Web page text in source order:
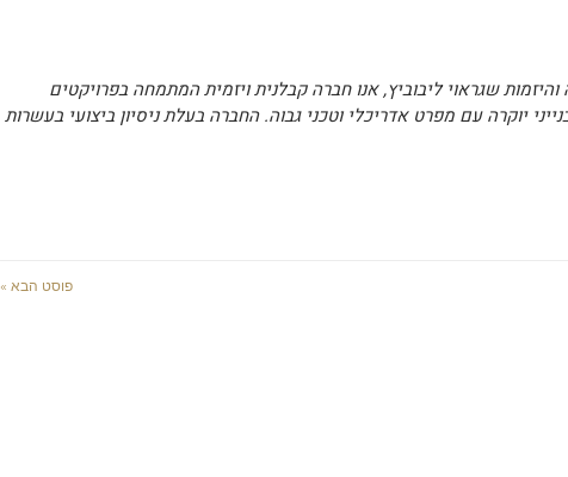
שגראוי ליבוביץ, אנו חברה קבלנית ויזמית המתמחה בפרויקטים
יוקרה עם מפרט אדריכלי וטכני גבוה. החברה בעלת ניסיון ביצועי בעשרות
פוסט הבא »